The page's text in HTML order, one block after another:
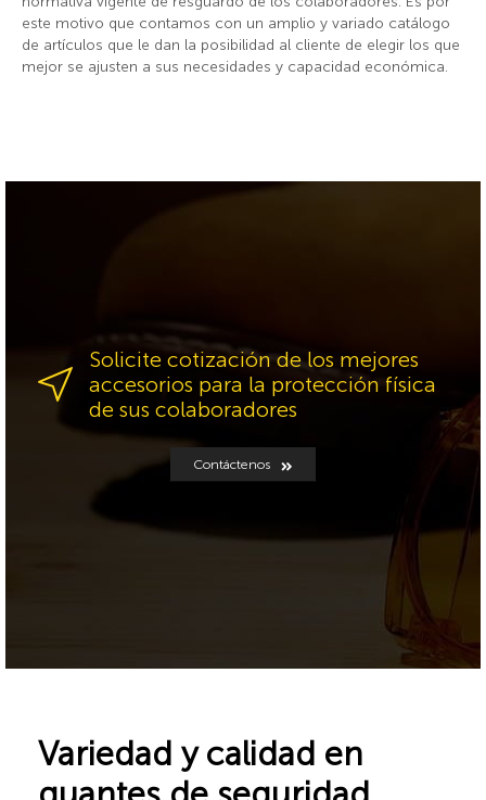
este motivo que contamos con un amplio y variado catálogo
de artículos que le dan la posibilidad al cliente de elegir los que
mejor se ajusten a sus necesidades y capacidad económica.
Solicite cotización de los mejores
accesorios para la protección física
de sus colaboradores
Contáctenos
Variedad y calidad en